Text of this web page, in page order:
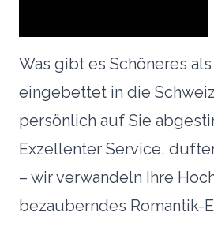
Was gibt es Schöneres
eingebettet in die
persönlich auf Sie
Exzellenter Service,
– wir verwandeln Ihre
bezauberndes Romantik-